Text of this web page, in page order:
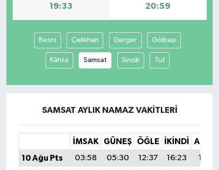
19:33 20:59
Besni Çelikhan Gerger Gölbaşı
Kâhta Samsat Sincik Tut
SAMSAT AYLIK NAMAZ VAKITLERI
İMSAK GÜNEŞ ÖĞLE İKINDI
10 Ağu Pts
03:58 05:30 12:37 16:23
19:33